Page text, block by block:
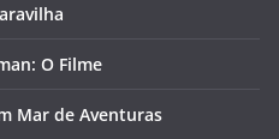
O Filme
Mar de Aventuras